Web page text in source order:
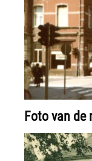
Foto van